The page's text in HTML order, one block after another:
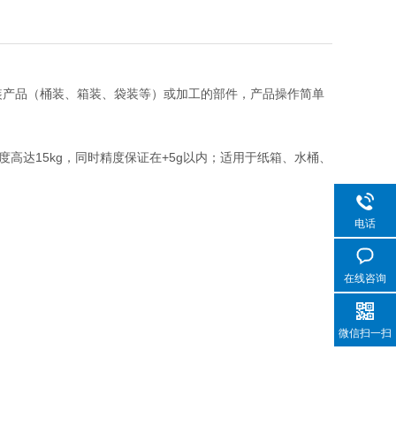
品（桶装、箱装、袋装等）或加工的部件，产品操作简单
达15kg，同时精度保证在+5g以内；适用于纸箱、水桶、
电话
在线咨询
微信扫一扫